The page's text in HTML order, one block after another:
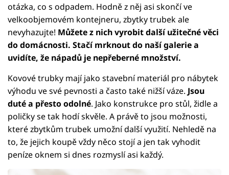
otázka, co s odpadem. Hodně z něj asi skončí ve
velkoobjemovém kontejneru, zbytky trubek ale
nevyhazujte! Můžete z nich vyrobit další užitečné věci
do domácnosti. Stačí mrknout do naší galerie a
uvidíte, že nápadů je nepřeberné množství.
Kovové trubky mají jako stavební materiál pro nábytek
výhodu ve své pevnosti a často také nižší váze. Jsou
duté a přesto odolné. Jako konstrukce pro stůl, židle a
poličky se tak hodí skvěle. A právě to jsou možnosti,
které zbytkům trubek umožní další využití. Nehledě na
to, že jejich koupě vždy něco stojí a jen tak vyhodit
peníze oknem si dnes rozmyslí asi každý.